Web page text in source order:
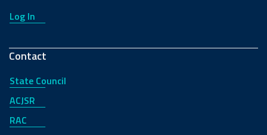
Log In
Contact
State Council
ACJSR
RAC